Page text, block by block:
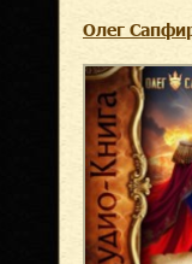
Олег